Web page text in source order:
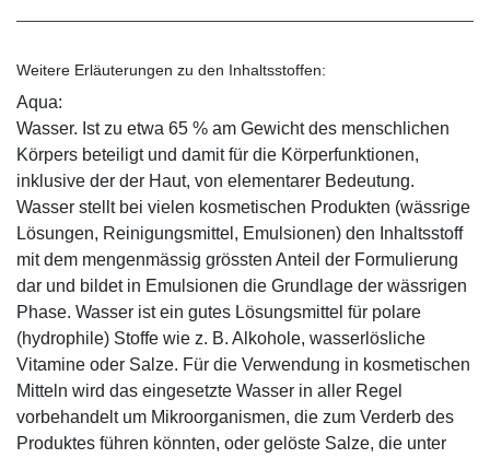
Weitere Erläuterungen zu den Inhaltsstoffen:
Aqua:
Wasser. Ist zu etwa 65 % am Gewicht des menschlichen
Körpers beteiligt und damit für die Körperfunktionen,
inklusive der der Haut, von elementarer Bedeutung.
Wasser stellt bei vielen kosmetischen Produkten (wässrige
Lösungen, Reinigungsmittel, Emulsionen) den Inhaltsstoff
mit dem mengenmässig grössten Anteil der Formulierung
dar und bildet in Emulsionen die Grundlage der wässrigen
Phase. Wasser ist ein gutes Lösungsmittel für polare
(hydrophile) Stoffe wie z. B. Alkohole, wasserlösliche
Vitamine oder Salze. Für die Verwendung in kosmetischen
Mitteln wird das eingesetzte Wasser in aller Regel
vorbehandelt um Mikroorganismen, die zum Verderb des
Produktes führen könnten, oder gelöste Salze, die unter